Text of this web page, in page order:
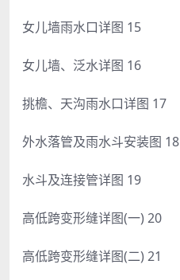
女儿墙雨水口详图 15
女儿墙、泛水详图 16
挑檐、天沟雨水口详图 17
外水落管及雨水斗安装图 18
水斗及连接管详图 19
高低跨变形缝详图(一) 20
高低跨变形缝详图(二) 21